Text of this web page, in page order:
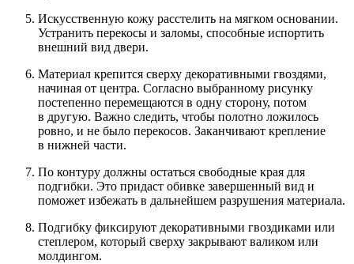
Искусственную кожу расстелить на мягком основании.
Устранить перекосы и заломы, способные испортить
внешний вид двери.
Материал крепится сверху декоративными гвоздями,
начиная от центра. Согласно выбранному рисунку
постепенно перемещаются в одну сторону, потом
в другую. Важно следить, чтобы полотно ложилось
ровно, и не было перекосов. Заканчивают крепление
в нижней части.
По контуру должны остаться свободные края для
подгибки. Это придаст обивке завершенный вид и
поможет избежать в дальнейшем разрушения материала.
Подгибку фиксируют декоративными гвоздиками или
степлером, который сверху закрывают валиком или
молдингом.